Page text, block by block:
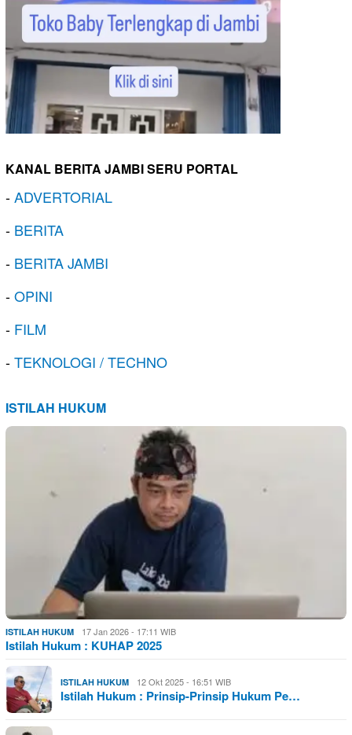
KANAL BERITA JAMBI SERU PORTAL
-ADVERTORIAL
- BERITA
- BERITA JAMBI
-OPINI
- FILM
-TEKNOLOGI / TECHNO
ISTILAH HUKUM
ISTILAH HUKUM 17 Jan 2026 - 17:11 WIB
Istilah Hukum : KUHAP 2025
ISTILAH HUKUM 12 Okt 2025 - 16:51 WIB
Istilah Hukum : Prinsip-Prinsip Hukum Pe…